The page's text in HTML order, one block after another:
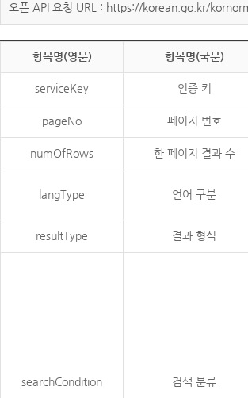
오픈 API 요청 URL : https://korean.go.kr/
항목명(영문) 항목명(국문)
serviceKey 인증 키
pageNo 페이지 번호
numOfRows 한 페이지 결과 수
langType 언어 구분
resultType 결과 형식
searchCondition 검색 분류